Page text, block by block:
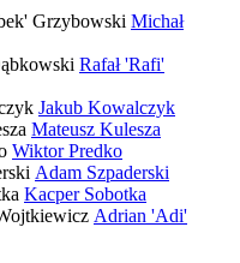
Michał
Rafał 'Rafi'
Jakub Kowalczyk
Mateusz Kulesza
Wiktor Predko
Adam Szpaderski
Kacper Sobotka
Adrian 'Adi'